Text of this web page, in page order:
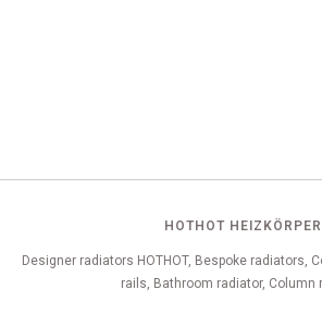
HOTHOT HEIZKÖRPER
Designer radiators HOTHOT, Bespoke radiators,
rails, Bathroom radiator, Column